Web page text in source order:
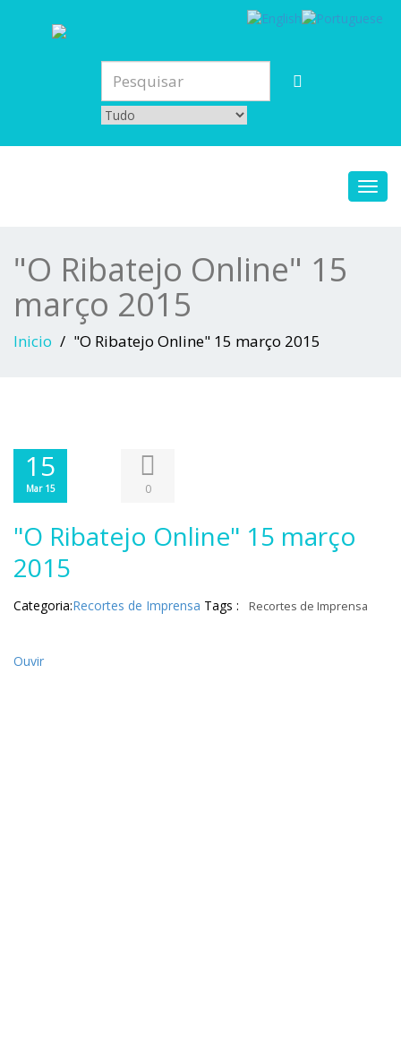
"O Ribatejo Online" 15
março 2015
Inicio "O Ribatejo Online" 15 março 2015
15
Mar 15 0
"O Ribatejo Online" 15 março
2015
Categoria:Recortes de Imprensa Tags : Recortes de Imprensa
Ouvir